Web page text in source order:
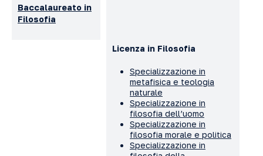
Baccalaureato in
Filosofia
Licenza in Filosofia
Specializzazione in
metafisica e teologia
naturale
Specializzazione in
filosofia dell’uomo
Specializzazione in
filosofia morale e politica
Specializzazione in